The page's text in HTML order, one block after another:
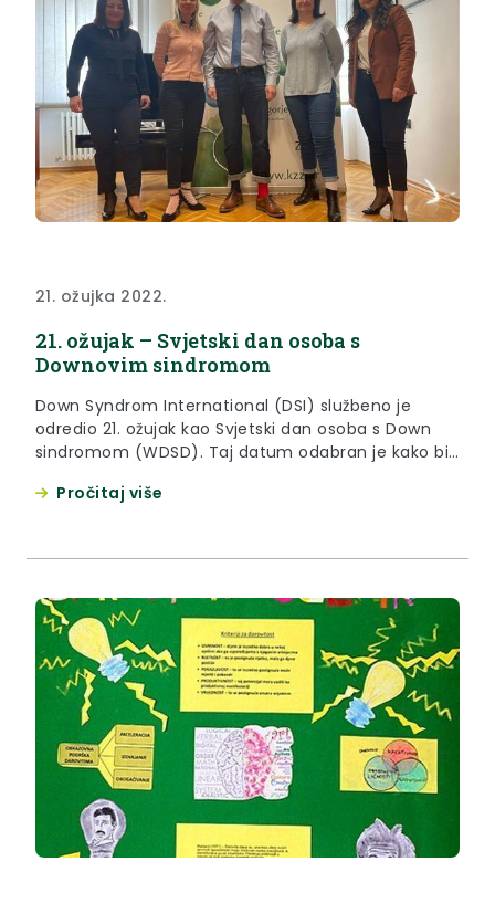
21. ožujka 2022.
21. ožujak – Svjetski dan osoba s
Downovim sindromom
Down Syndrom International (DSI) službeno je
odredio 21. ožujak kao Svjetski dan osoba s Down
sindromom (WDSD). Taj datum odabran je kako bi
potrostručenju (trisomiji) 21. kromosoma.
Pročitaj više